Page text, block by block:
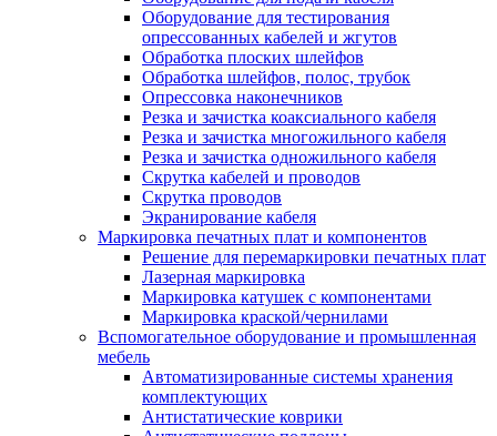
Оборудование для тестирования
опрессованных кабелей и жгутов
Обработка плоских шлейфов
Обработка шлейфов, полос, трубок
Опрессовка наконечников
Резка и зачистка коаксиального кабеля
Резка и зачистка многожильного кабеля
Резка и зачистка одножильного кабеля
Скрутка кабелей и проводов
Скрутка проводов
Экранирование кабеля
Маркировка печатных плат и компонентов
Решение для перемаркировки печатных плат
Лазерная маркировка
Маркировка катушек с компонентами
Маркировка краской/чернилами
Вспомогательное оборудование и промышленная
мебель
Автоматизированные системы хранения
комплектующих
Антистатические коврики